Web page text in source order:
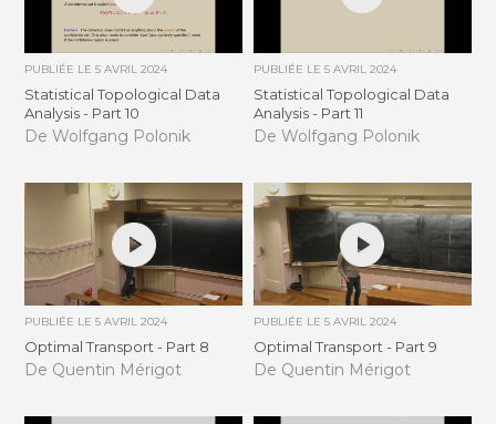
PUBLIÉE LE5 AVRIL 2024
Statistical Topological Data
Analysis - Part 10
De Wolfgang Polonik
PUBLIÉE LE 5 AVRIL 2024
Statistical Topological Data
Analysis - Part 11
De Wolfgang Polonik
PUBLIÉE LE5 AVRIL 2024
Optimal Transport - Part 8
De Quentin Mérigot
PUBLIÉE LE 5 AVRIL 2024
Optimal Transport - Part 9
De Quentin Mérigot